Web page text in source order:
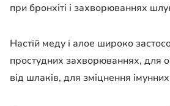
при бронхіті і захворюваннях
Настій меду і алое широко
простудних захворюваннях, для
від шлаків, для зміцнення